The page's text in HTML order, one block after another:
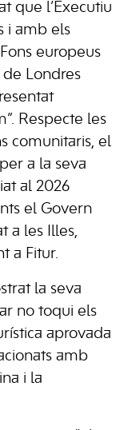
que l’Executiu
i amb els
europeus
de Londres
Respecte les
comunitaris, el
a la seva
al 2026
el Govern
a les Illes,
a Fitur.
la seva
no toqui els
aprovada
amb
i la